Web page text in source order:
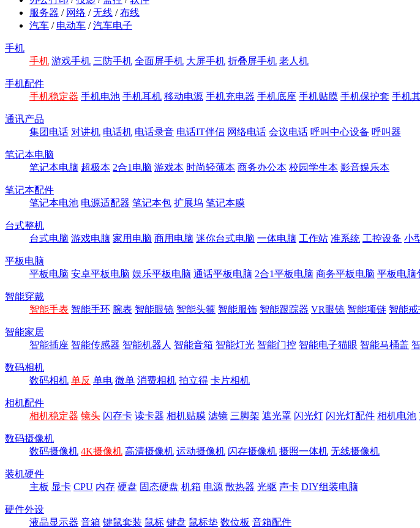
服务器 / 网络 /无线 /布线
汽车 / 电动车 /汽车电子
手机
手机 游戏手机 三防手机 全面屏手机 大屏手机 折叠屏手机 老人机
手机配件
手机稳定器 手机电池 手机耳机 移动电源 手机充电器 手机底座 手机贴膜 手机保护套 手机
通讯产品
集团电话 对讲机 电话机 电话录音 电话IT伴侣 网络电话 会议电话 呼叫中心设备 呼叫器
笔记本电脑
笔记本电脑 超极本 2合1电脑 游戏本 时尚轻薄本 商务办公本 校园学生本 影音娱乐本
笔记本配件
笔记本电池 电源适配器 笔记本包 扩展坞 笔记本膜
台式整机
台式电脑 游戏电脑 家用电脑 商用电脑 迷你台式电脑 一体电脑 工作站 准系统 工控设备 小
平板电脑
平板电脑 安卓平板电脑 娱乐平板电脑 通话平板电脑 2合1平板电脑 商务平板电脑 平板电脑
智能穿戴
智能手表 智能手环 腕表 智能眼镜 智能头箍 智能服饰 智能跟踪器 VR眼镜 智能项链 智能
智能家居
智能插座 智能传感器 智能机器人 智能音箱 智能灯光 智能门控 智能电子猫眼 智能马桶盖
数码相机
数码相机 单反 单电 微单 消费相机 拍立得 卡片相机
相机配件
相机稳定器 镜头 闪存卡 读卡器 相机贴膜 滤镜 三脚架 遮光罩 闪光灯 闪光灯配件 相机电池
数码摄像机
数码摄像机 4K摄像机 高清摄像机 运动摄像机 闪存摄像机 摄照一体机 无线摄像机
装机硬件
主板 显卡 CPU 内存 硬盘 固态硬盘 机箱 电源 散热器 光驱 声卡 DIY组装电脑
硬件外设
液晶显示器 音箱 键鼠套装 鼠标 键盘 鼠标垫 数位板 音箱配件